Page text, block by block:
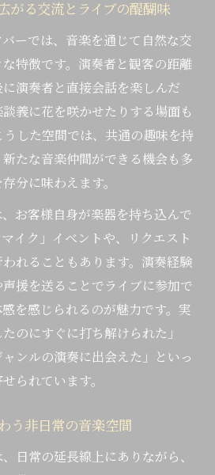
する福岡市の新しい過ごし方
お酒を楽しむ大人の夜時間
味わう非日常のくつろぎ体験
広がる音楽好き同士の交流
バーで叶う音楽三昧の一夜
に参加したくなる理由とは
がる交流とライブの醍醐味
ーでは、音楽を通じて自然な交
特徴です。演奏者と観客の距離
演奏者と直接会話を楽しんだ
義に花を咲かせたりする場面も
した空間では、共通の趣味を持
たな音楽仲間ができる機会も多
分に味わえます。
お客様自身が楽器を持ち込んで
イク」イベントや、リクエスト
れることもあります。演奏経験
援を送ることでライブに参加で
を感じられるのが魅力です。実
のにすぐに打ち解けられた」
ャンルの演奏に出会えた」といっ
られています。
う非日常の音楽空間
日常の延長線上にありながら、